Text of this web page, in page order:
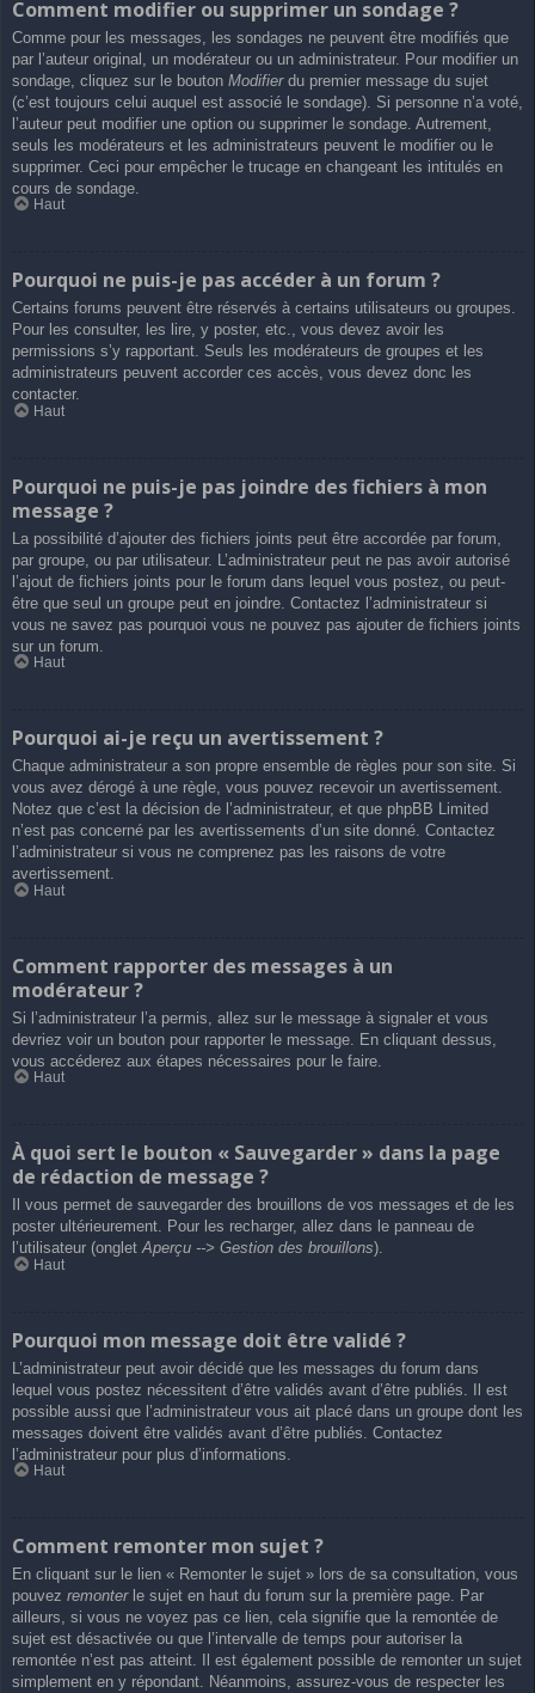
Comment modifier ou supprimer un sondage ?
Comme pour les messages, les sondages ne peuvent être modifiés que
par l’auteur original, un modérateur ou un administrateur. Pour modifier un
sondage, cliquez sur le bouton Modifierdu premier message du sujet
(c’est toujours celui auquel est associé le sondage). Si personne n’a voté,
l’auteur peut modifier une option ou supprimer le sondage. Autrement,
seuls les modérateurs et les administrateurs peuvent le modifier ou le
supprimer. Ceci pour empêcher le trucage en changeant les intitulés en
cours de sondage.
Haut
Pourquoi ne puis-je pas accéder à un forum ?
Certains forums peuvent être réservés à certains utilisateurs ou groupes.
Pour les consulter, les lire, y poster, etc., vous devez avoir les
permissions s’y rapportant. Seuls les modérateurs de groupes et les
administrateurs peuvent accorder ces accès, vous devez donc les
contacter.
Haut
Pourquoi ne puis-je pas joindre des fichiers à mon
message ?
La possibilité d’ajouter des fichiers joints peut être accordée par forum,
par groupe, ou par utilisateur. L’administrateur peut ne pas avoir autorisé
l’ajout de fichiers joints pour le forum dans lequel vous postez, ou peut-
être que seul un groupe peut en joindre. Contactez l’administrateur si
vous ne savez pas pourquoi vous ne pouvez pas ajouter de fichiers joints
sur un forum.
Haut
Pourquoi ai-je reçu un avertissement ?
Chaque administrateur a son propre ensemble de règles pour son site. Si
vous avez dérogé à une règle, vous pouvez recevoir un avertissement.
Notez que c’est la décision de l’administrateur, et que phpBB Limited
n’est pas concerné par les avertissements d’un site donné. Contactez
l’administrateur si vous ne comprenez pas les raisons de votre
avertissement.
Haut
Comment rapporter des messages à un
modérateur ?
Si l’administrateur l’a permis, allez sur le message à signaler et vous
devriez voir un bouton pour rapporter le message. En cliquant dessus,
vous accéderez aux étapes nécessaires pour le faire.
Haut
À quoi sert le bouton « Sauvegarder » dans la page
de rédaction de message ?
Il vous permet de sauvegarder des brouillons de vos messages et de les
poster ultérieurement. Pour les recharger, allez dans le panneau de
l’utilisateur (ongletAperçu --> Gestion des brouillons).
Haut
Pourquoi mon message doit être validé ?
L’administrateur peut avoir décidé que les messages du forum dans
lequel vous postez nécessitent d’être validés avant d’être publiés. Il est
possible aussi que l’administrateur vous ait placé dans un groupe dont les
messages doivent être validés avant d’être publiés. Contactez
l’administrateur pour plus d’informations.
Haut
Comment remonter mon sujet ?
En cliquant sur le lien « Remonter le sujet » lors de sa consultation, vous
pouvez remonterle sujet en haut du forum sur la première page. Par
ailleurs, si vous ne voyez pas ce lien, cela signifie que la remontée de
sujet est désactivée ou que l’intervalle de temps pour autoriser la
remontée n’est pas atteint. Il est également possible de remonter un sujet
simplement en y répondant. Néanmoins, assurez-vous de respecter les